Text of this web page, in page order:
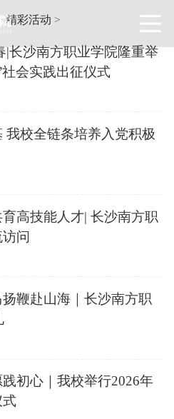
精彩活动 >
|长沙南方职业学院隆重举
会实践出征仪式
高技能人才| 长沙南方职
问
鞭赴山海｜长沙南方职
初心｜我校举行2026年
式